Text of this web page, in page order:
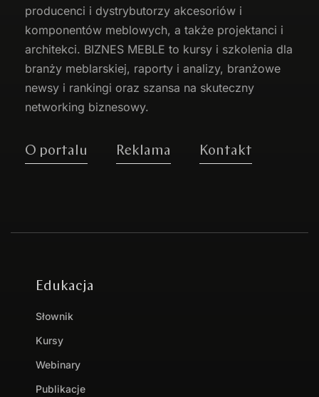
producenci i dystrybutorzy akcesoriów i
komponentów meblowych, a także projektanci i
architekci. BIZNES MEBLE to kursy i szkolenia dla
branży meblarskiej, raporty i analizy, branżowe
newsy i rankingi oraz szansa na skuteczny
networking biznesowy.
O portalu Reklama Kontakt
Edukacja
Słownik
Kursy
Webinary
Publikacje